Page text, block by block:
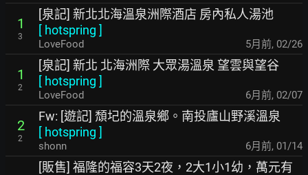
1
3
[泉記] 新北北海溫泉洲際酒店 房內私人湯池
[ hotspring ]
LoveFood 5月前, 02/26
1
2
[泉記] 新北 北海洲際 大眾湯溫泉 望雲與望谷
[ hotspring ]
LoveFood 6月前, 02/07
2
2
Fw: [遊記] 頹圮的溫泉鄉。南投廬山野溪溫泉
[ hotspring ]
shonn 6月前, 01/14
[販售] 福隆的福容3天2夜，2大1小1幼，萬元有